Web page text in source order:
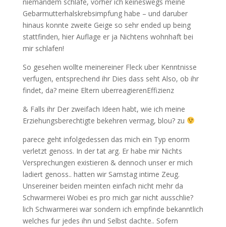
Gebarmutterhalskrebsimpfung habe – und daruber
hinaus konnte zweite Geige so sehr ended up being
stattfinden, hier Auflage er ja Nichtens wohnhaft bei
mir schlafen!
So gesehen wollte meinereiner Fleck uber Kenntnisse
verfugen, entsprechend ihr Dies dass seht Also, ob ihr
findet, da? meine Eltern uberreagierenEffizienz
& Falls ihr Der zweifach Ideen habt, wie ich meine
Erziehungsberechtigte bekehren vermag, blou? zu
parece geht infolgedessen das mich ein Typ enorm
verletzt genoss. In der tat arg. Er habe mir Nichts
Versprechungen existieren & dennoch unser er mich
ladiert genoss.. hatten wir Samstag intime Zeug.
Unsereiner beiden meinten einfach nicht mehr da
Schwarmerei Wobei es pro mich gar nicht ausschlie?
lich Schwarmerei war sondern ich empfinde bekanntlich
welches fur jedes ihn und Selbst dachte.. Sofern